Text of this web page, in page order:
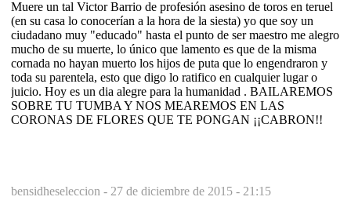
Muere un tal Victor Barrio de profesión asesino de toros en teruel
(en su casa lo conocerían a la hora de la siesta) yo que soy un
ciudadano muy "educado" hasta el punto de ser maestro me alegro
mucho de su muerte, lo único que lamento es que de la misma
cornada no hayan muerto los hijos de puta que lo engendraron y
toda su parentela, esto que digo lo ratifico en cualquier lugar o
juicio. Hoy es un dia alegre para la humanidad . BAILAREMOS
SOBRE TU TUMBA Y NOS MEAREMOS EN LAS
CORONAS DE FLORES QUE TE PONGAN ¡¡CABRON!!
bensidheseleccion - 27 de diciembre de 2015 - 21:15